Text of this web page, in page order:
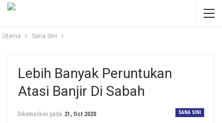
Utama Sana Sini
Lebih Banyak Peruntukan
Atasi Banjir Di Sabah
SANA SINI
Dikemaskini pada 21, Oct 2020